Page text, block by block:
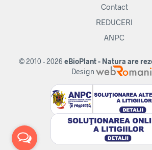
Contact
REDUCERI
ANPC
© 2010 - 2026 eBioPlant - Natura are
Design